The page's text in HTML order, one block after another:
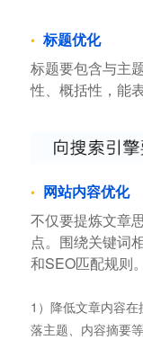
标题优化
标题要包含与主
性、概括性，能
网站内容优化
不仅要提炼文章
点。围绕关键词
和SEO匹配规则。
1）降低文章内容
落主题、内容摘要等